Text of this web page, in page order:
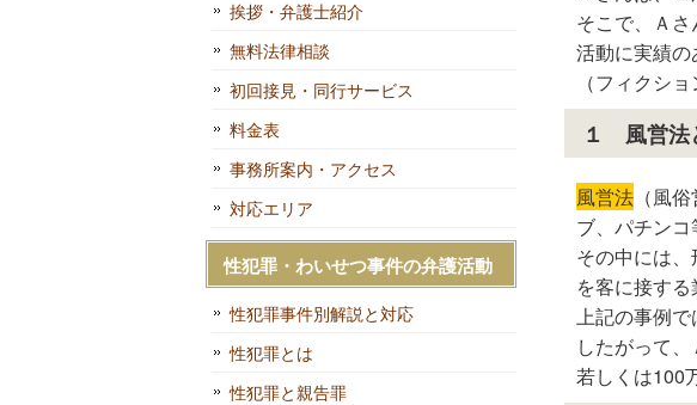
そこで、Ａ
活動に実績の
（フィクショ
１ 風営法
風営法 （風
ブ、パチン
その中には
を客に接す
上記の事例で
したがって
若しくは100
挨拶・弁護士紹介
無料法律相談
初回接見・同行サービス
料金表
事務所案内・アクセス
対応エリア
性犯罪・わいせつ事件の弁護活動
性犯罪事件別解説と対応
性犯罪とは
性犯罪と親告罪